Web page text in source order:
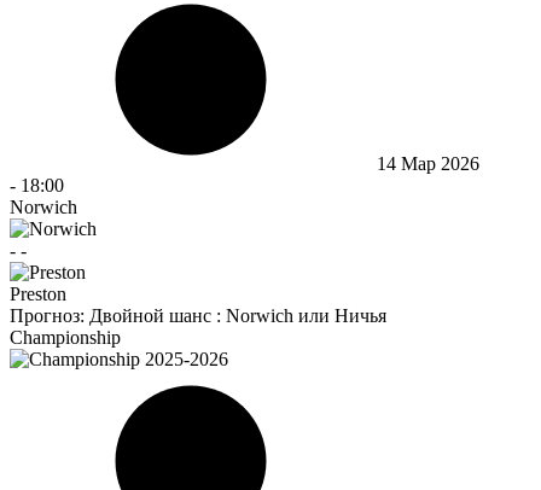
14 Мар 2026
- 18:00
Norwich
- -
Preston
Прогноз: Двойной шанс : Norwich или Ничья
Championship